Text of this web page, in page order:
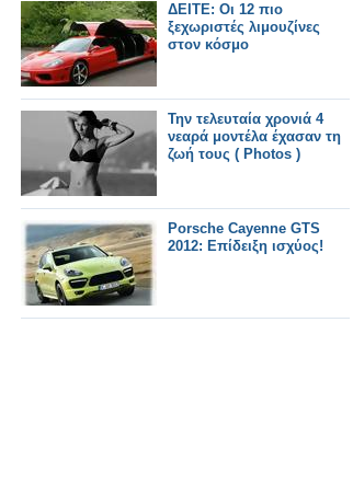
ΔΕΙΤΕ: Οι 12 πιο
ξεχωριστές λιμουζίνες
στον κόσμο
Την τελευταία χρονιά 4
νεαρά μοντέλα έχασαν τη
ζωή τους ( Photos )
Porsche Cayenne GTS
2012: Επίδειξη ισχύος!